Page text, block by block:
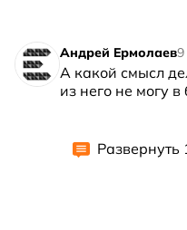
Андрей Ермолаев9
А какой смысл
из него не могу
Развернуть